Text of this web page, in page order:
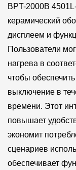
BPT-2000B
керамический
дисплеем и
Пользователи
нагрева в
чтобы
выключение в
времени. Этот
повышает
экономит
сценариев
обеспечивает